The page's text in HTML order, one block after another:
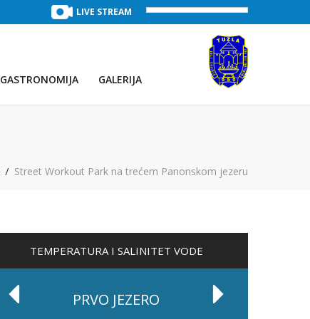
(Voda:28 °C, Salinitet: 30 g/L)
LIVE STREAM
GASTRONOMIJA GALERIJA
Street Workout Park na trećem Panonskom jezeru
TEMPERATURA I SALINITET VODE
PRVO JEZERO